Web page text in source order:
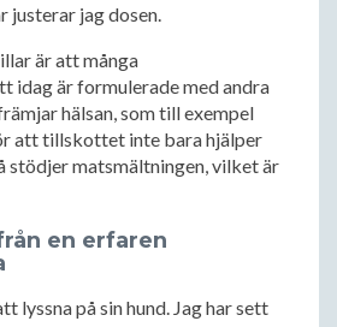
justerar jag dosen.
är att många
idag är formulerade med andra
hälsan, som till exempel
att tillskottet inte bara hjälper
stödjer matsmältningen, vilket är
en erfaren
lyssna på sin hund. Jag har sett